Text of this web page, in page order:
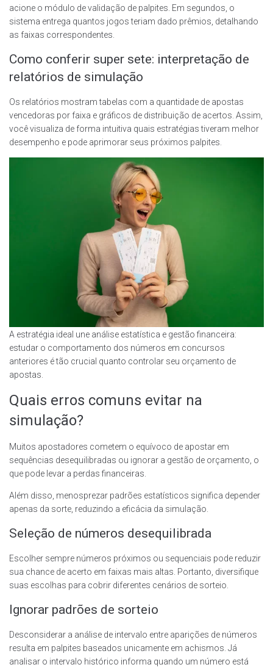
acione o módulo de validação de palpites. Em segundos, o
sistema entrega quantos jogos teriam dado prêmios, detalhando
as faixas correspondentes.
Como conferir super sete: interpretação de
relatórios de simulação
Os relatórios mostram tabelas com a quantidade de apostas
vencedoras por faixa e gráficos de distribuição de acertos. Assim,
você visualiza de forma intuitiva quais estratégias tiveram melhor
desempenho e pode aprimorar seus próximos palpites.
A estratégia ideal une análise estatística e gestão financeira:
estudar o comportamento dos números em concursos
anteriores é tão crucial quanto controlar seu orçamento de
apostas.
Quais erros comuns evitar na
simulação?
Muitos apostadores cometem o equívoco de apostar em
sequências desequilibradas ou ignorar a gestão de orçamento, o
que pode levar a perdas financeiras.
Além disso, menosprezar padrões estatísticos significa depender
apenas da sorte, reduzindo a eficácia da simulação.
Seleção de números desequilibrada
Escolher sempre números próximos ou sequenciais pode reduzir
sua chance de acerto em faixas mais altas. Portanto, diversifique
suas escolhas para cobrir diferentes cenários de sorteio.
Ignorar padrões de sorteio
Desconsiderar a análise de intervalo entre aparições de números
resulta em palpites baseados unicamente em achismos. Já
analisar o intervalo histórico informa quando um número está